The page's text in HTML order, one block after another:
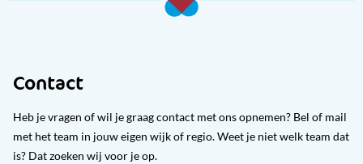
Contact
Heb je vragen of wil je graag contact met ons opnemen? Bel of mail
met het team in jouw eigen wijk of regio. Weet je niet welk team dat
is? Dat zoeken wij voor je op.